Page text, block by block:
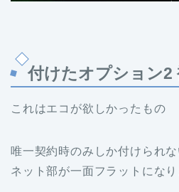
付けたオプション2
これはエコが欲しかったもの
唯一契約時のみしか付けら
ネット部が一面フラットになり